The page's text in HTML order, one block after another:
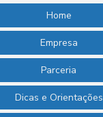
Home
Empresa
Parceria
Dicas e Orientações